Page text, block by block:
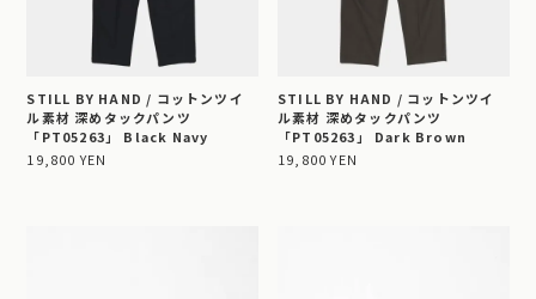
STILL BY HAND / コットンツイ
ル素材 深めタックパンツ
「PT05263」 Black Navy
19,800 YEN
STILL BY HAND / コットンツイ
ル素材 深めタックパンツ
「PT05263」 Dark Brown
19,800 YEN